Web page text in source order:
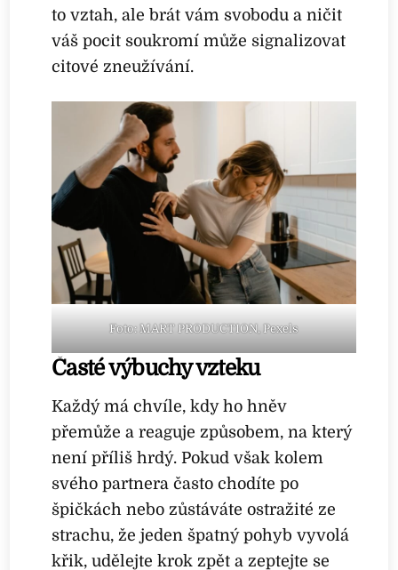
to vztah, ale brát vám svobodu a ničit
váš pocit soukromí může signalizovat
citové zneužívání.
Foto: MART PRODUCTION, Pexels
Časté výbuchy vzteku
Každý má chvíle, kdy ho hněv
přemůže a reaguje způsobem, na který
není příliš hrdý. Pokud však kolem
svého partnera často chodíte po
špičkách nebo zůstáváte ostražité ze
strachu, že jeden špatný pohyb vyvolá
křik, udělejte krok zpět a zeptejte se